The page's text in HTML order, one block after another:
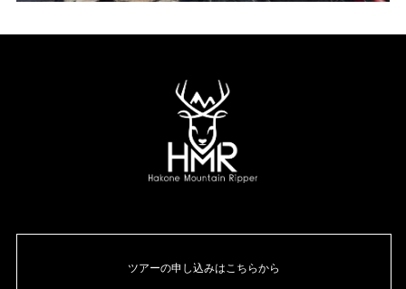
ツアーの申し込みはこちらから